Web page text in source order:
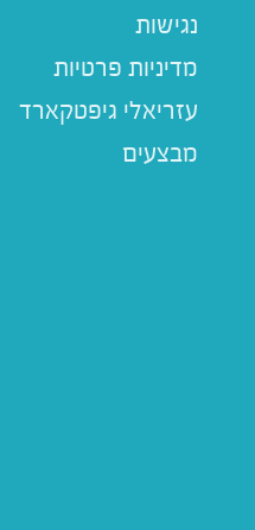
נגישות
מדיניות פרטיות
עזריאלי גיפטקארד
מבצעים